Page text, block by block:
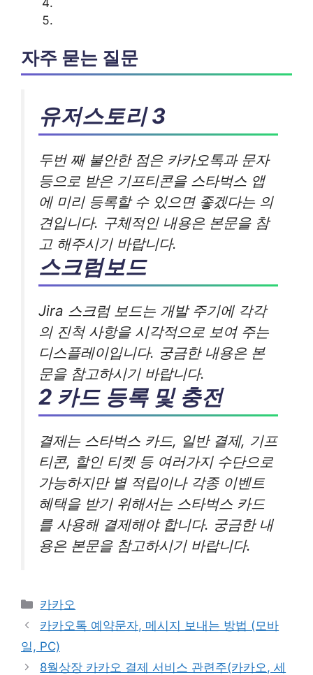
자주 묻는 질문
유저스토리 3
두번 째 불안한 점은 카카오톡과 문자
등으로 받은 기프티콘을 스타벅스 앱
에 미리 등록할 수 있으면 좋겠다는 의
견입니다. 구체적인 내용은 본문을 참
고 해주시기 바랍니다.
스크럼보드
Jira 스크럼 보드는 개발 주기에 각각
의 진척 사항을 시각적으로 보여 주는
디스플레이입니다. 궁금한 내용은 본
문을 참고하시기 바랍니다.
2 카드 등록 및 충전
결제는 스타벅스 카드, 일반 결제, 기프
티콘, 할인 티켓 등 여러가지 수단으로
가능하지만 별 적립이나 각종 이벤트
혜택을 받기 위해서는 스타벅스 카드
를 사용해 결제해야 합니다. 궁금한 내
용은 본문을 참고하시기 바랍니다.
카
테
고
리
카카오
카카오톡 예약문자, 메시지 보내는 방법 (모바
일, PC)
8월상장 카카오 결제 서비스 관련주(카카오, 세